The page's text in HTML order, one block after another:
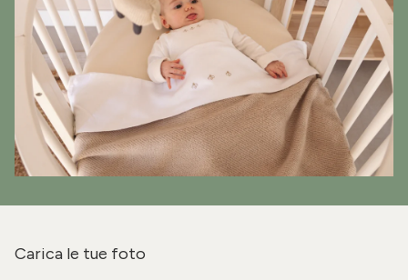
Carica le tue foto